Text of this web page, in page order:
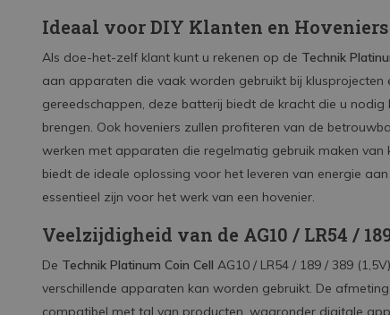
Ideaal voor DIY Klanten en Hoveniers
Als doe-het-zelf klant kunt u rekenen op de Technik
aan apparaten die vaak worden gebruikt bij klusprojecten
gereedschappen, deze batterij biedt de kracht die u
brengen. Ook hoveniers zullen profiteren van de
werken met apparaten die regelmatig gebruik maken van
biedt de ideale oplossing voor het leveren van energie
essentieel zijn voor het werk van een hovenier.
Veelzijdigheid van de AG10 / LR54 /
De Technik Platinum Coin Cell AG10 / LR54 / 189 / 389
verschillende apparaten kan worden gebruikt. De
compatibel met tal van producten, waaronder digitale